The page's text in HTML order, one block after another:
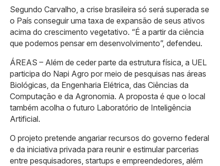
Segundo Carvalho, a crise brasileira só será superada se
o País conseguir uma taxa de expansão de seus ativos
acima do crescimento vegetativo. “É a partir da ciência
que podemos pensar em desenvolvimento”, defendeu.
ÁREAS – Além de ceder parte da estrutura física, a UEL
participa do Napi Agro por meio de pesquisas nas áreas
Biológicas, da Engenharia Elétrica, das Ciências da
Computação e da Agronomia. A proposta é que o local
também acolha o futuro Laboratório de Inteligência
Artificial.
O projeto pretende angariar recursos do governo federal
e da iniciativa privada para reunir e estimular parcerias
entre pesquisadores, startups e empreendedores, além